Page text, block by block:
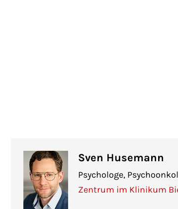
Sven Husemann
Psychologe,
Zentrum im Klinikum